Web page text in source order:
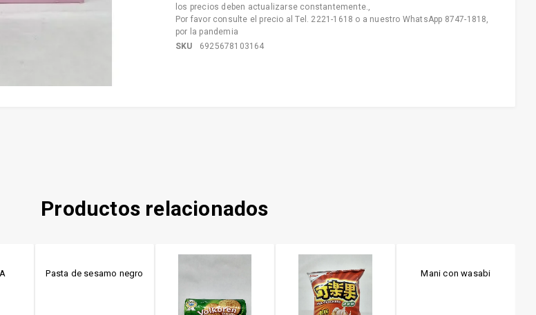
los precios deben actualizarse constantemente.
Por favor consulte el precio al Tel. 2221-1618 o a nuestro WhatsApp 8747-1818
por la pandemia
SKU
6925678103164
Productos relacionados
Pasta de sesamo negro Mani con wasabi